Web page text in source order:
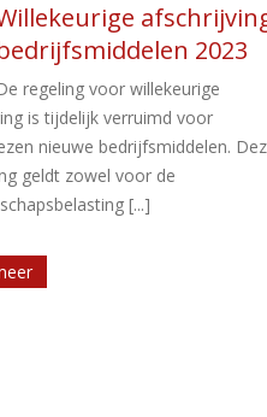
ondernemer kan voor de bij
bedrijfsmiddelen behaalde
een herinvesteringsreserve
over de boekwinst